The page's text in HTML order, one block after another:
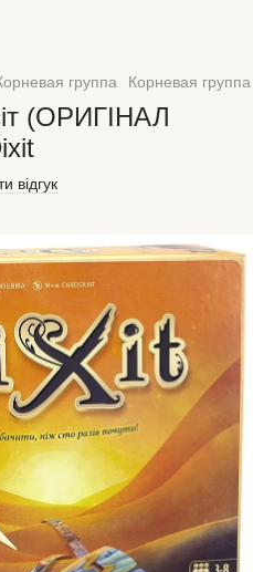
группа Корневая
(ОРИГІНАЛ
відгук